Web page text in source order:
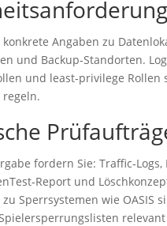
konkrete Angaben zu
und Backup‑Standorten.
und least‑privilege Rollen
fordern Sie: Traffic‑Logs,
und
Sperrsystemen wie OASIS
relevant